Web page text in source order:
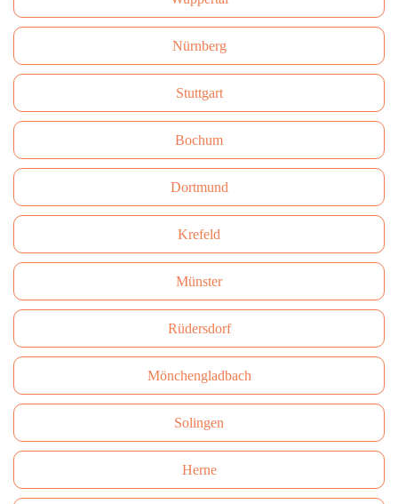
Nürnberg
Stuttgart
Bochum
Dortmund
Krefeld
Münster
Rüdersdorf
Mönchengladbach
Solingen
Herne